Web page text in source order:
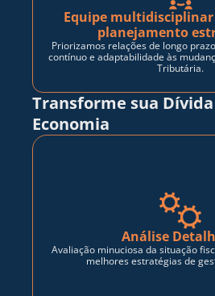
Equipe
planejamento
Priorizamos relações de longo
contínuo e adaptabilidade às
Tributária.
Transforme sua
Economia
Análise
Avaliação minuciosa da situação
melhores estratégias de